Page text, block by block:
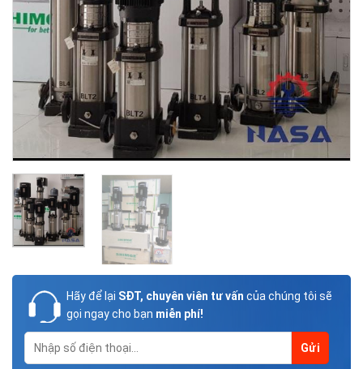
Hãy để lại SĐT, chuyên viên tư vấn của chúng tôi sẽ
gọi ngay cho bạn miễn phí!